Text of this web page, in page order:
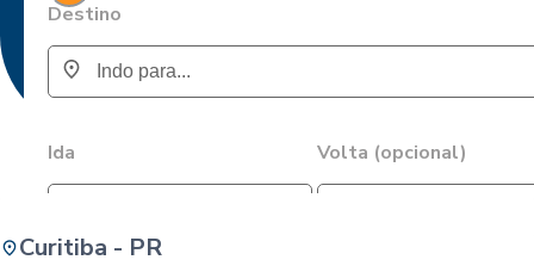
Destino
Ida Volta (opcional)
Curitiba - PR